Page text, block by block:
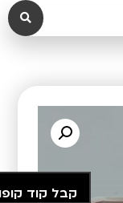
קבל קוד